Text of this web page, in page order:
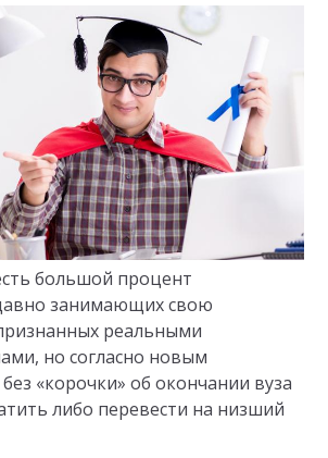
большой процент
занимающих свою
реальными
но согласно новым
«корочки» об окончании вуза
либо перевести на низший